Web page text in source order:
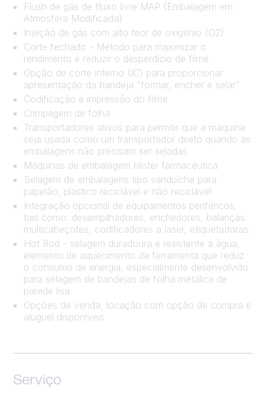
Flush de gás de fluxo livre MAP (Embalagem em
Atmosfera Modificada)
Injeção de gás com alto teor de oxigênio (O2)
Corte fechado - Método para maximizar o
rendimento e reduzir o desperdício de filme
Opção de corte interno (IC) para proporcionar
apresentação da bandeja “formar, encher e selar”
Codificação e impressão do filme
Crimpagem de folha
Transportadores ativos para permitir que a máquina
seja usada como um transportador direto quando as
embalagens não precisam ser seladas
Máquinas de embalagem blister farmacêutica
Selagem de embalagens tipo sanduíche para
papelão, plástico reciclável e não reciclável
Integração opcional de equipamentos periféricos,
tais como: desempilhadores, enchedores, balanças
multicabeçotes, codificadores a laser, etiquetadoras.
Hot Rod - selagem duradoura e resistente à água,
elemento de aquecimento da ferramenta que reduz
o consumo de energia, especialmente desenvolvido
para selagem de bandejas de folha metálica de
parede lisa
Opções de venda, locação com opção de compra e
aluguel disponíveis
Serviço